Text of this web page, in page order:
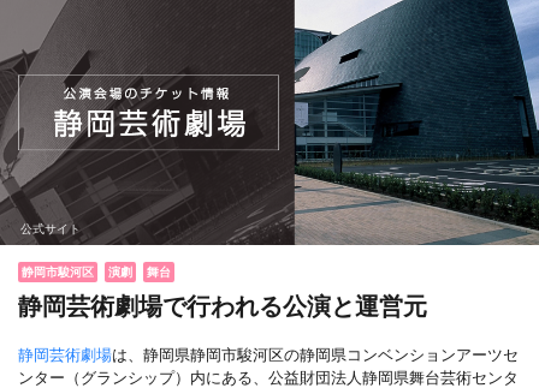
公式サイト
静岡市駿河区 演劇 舞台
静岡芸術劇場で行われる公演と運営元
静岡芸術劇場は、静岡県静岡市駿河区の静岡県コンベンションアーツセ
ンター（グランシップ）内にある、公益財団法人静岡県舞台芸術センタ